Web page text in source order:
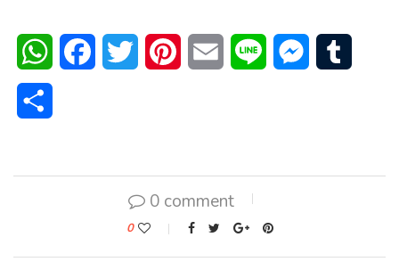
WhatsAppFacebookTwitter PinterestEmail Line Messenger
0 comment
0